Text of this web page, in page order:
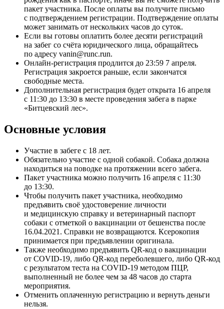
пакет участника. После оплаты вы получите письмо
с подтверждением регистрации. Подтверждение оплаты
может занимать от нескольких часов до суток.
Если вы готовы оплатить более десяти регистраций
на забег со счёта юридического лица, обращайтесь
по адресу vanin@runc.run.
Онлайн-регистрация продлится до 23:59 7 апреля.
Регистрация закроется раньше, если закончатся
свободные места.
Дополнительная регистрация будет открыта 16 апреля
с 11:30 до 13:30 в месте проведения забега в парке
«Битцевский лес».
Основные условия
Участие в забеге с 18 лет.
Обязательно участие с одной собакой. Собака должна
находиться на поводке на протяжении всего забега.
Пакет участника можно получить 16 апреля с 11:30
до 13:30.
Чтобы получить пакет участника, необходимо
предъявить своё удостоверение личности
и медицинскую справку и ветеринарный паспорт
собаки с отметкой о вакцинации от бешенства после
16.04.2021. Справки не возвращаются. Ксерокопия
принимается при предъявлении оригинала.
Также необходимо предъявить QR-код о вакцинации
от COVID-19, либо QR-код переболевшего, либо QR-код
с результатом теста на COVID-19 методом ПЦР,
выполненный не более чем за 48 часов до старта
мероприятия.
Отменить оплаченную регистрацию и вернуть деньги
нельзя.